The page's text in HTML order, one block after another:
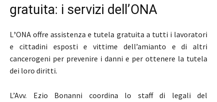
gratuita: i servizi dell’ONA
L’ONA offre assistenza e tutela gratuita a tutti i lavoratori
e cittadini esposti e vittime dell’amianto e di altri
cancerogeni per prevenire i danni e per ottenere la tutela
dei loro diritti.
L’Avv. Ezio Bonanni coordina lo staff di legali del